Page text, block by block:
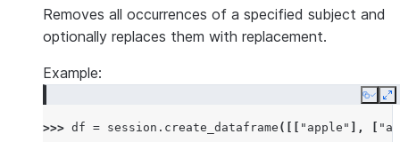
Removes all occurrences of a specified subject and
optionally replaces them with replacement.
Example:
Copy
>>> df = session . create_dataframe ([[ "apple" ],